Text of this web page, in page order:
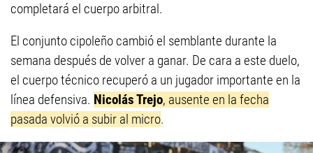
completará el cuerpo arbitral.
El conjunto cipoleño cambió el semblante durante la
semana después de volver a ganar. De cara a este duelo,
el cuerpo técnico recuperó a un jugador importante en la
línea defensiva. Nicolás Trejo, ausente en la fecha
pasada volvió a subir al micro.